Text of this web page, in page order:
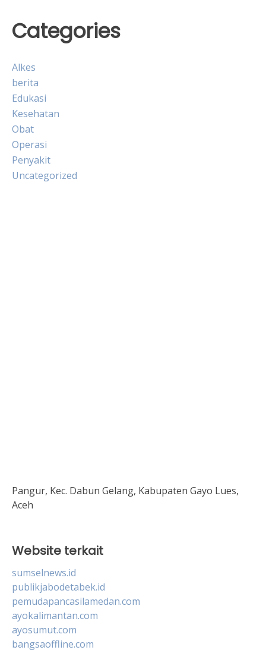
Categories
Alkes
berita
Edukasi
Kesehatan
Obat
Operasi
Penyakit
Uncategorized
Pangur, Kec. Dabun Gelang, Kabupaten Gayo Lues,
Aceh
Website terkait
sumselnews.id
publikjabodetabek.id
pemudapancasilamedan.com
ayokalimantan.com
ayosumut.com
bangsaoffline.com